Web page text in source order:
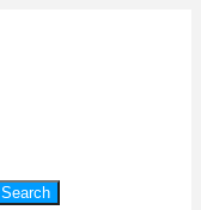
Search